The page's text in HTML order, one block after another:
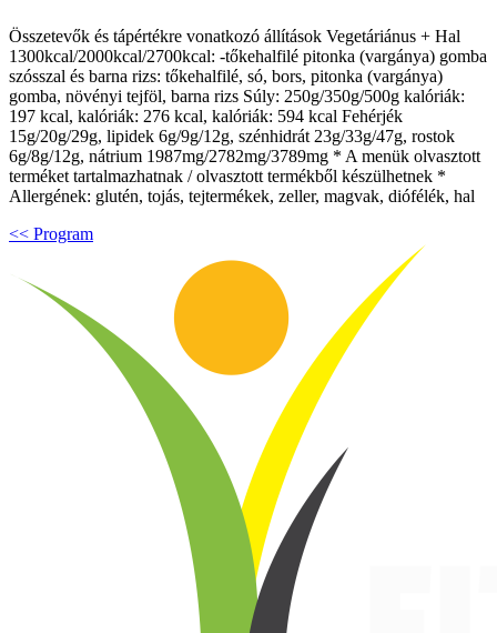
Összetevők és tápértékre vonatkozó állítások Vegetáriánus + Hal
1300kcal/2000kcal/2700kcal: -tőkehalfilé pitonka (vargánya) gomba
szósszal és barna rizs: tőkehalfilé, só, bors, pitonka (vargánya)
gomba, növényi tejföl, barna rizs Súly: 250g/350g/500g kalóriák:
197 kcal, kalóriák: 276 kcal, kalóriák: 594 kcal Fehérjék
15g/20g/29g, lipidek 6g/9g/12g, szénhidrát 23g/33g/47g, rostok
6g/8g/12g, nátrium 1987mg/2782mg/3789mg * A menük olvasztott
terméket tartalmazhatnak / olvasztott termékből készülhetnek *
Allergének: glutén, tojás, tejtermékek, zeller, magvak, diófélék, hal
<< Program